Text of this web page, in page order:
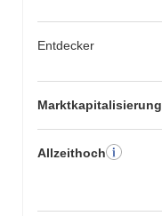
Entdecker
Marktkapitalisierung
Allzeithoch